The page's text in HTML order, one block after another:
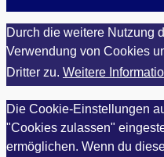
Durch die weitere Nutzung
Verwendung von Cookies
Dritter zu. Weitere
Die Cookie-Einstellungen
"Cookies zulassen"
ermöglichen. Wenn du